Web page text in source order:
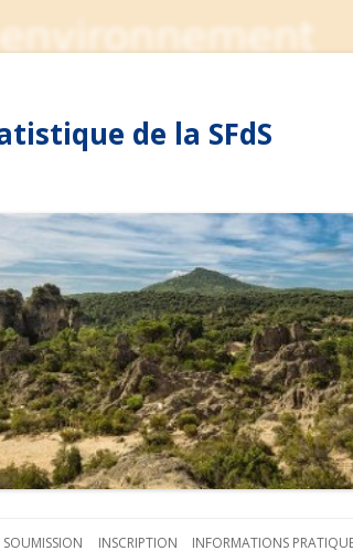
de la SFdS
SOUMISSION INSCRIPTION INFORMATIONS